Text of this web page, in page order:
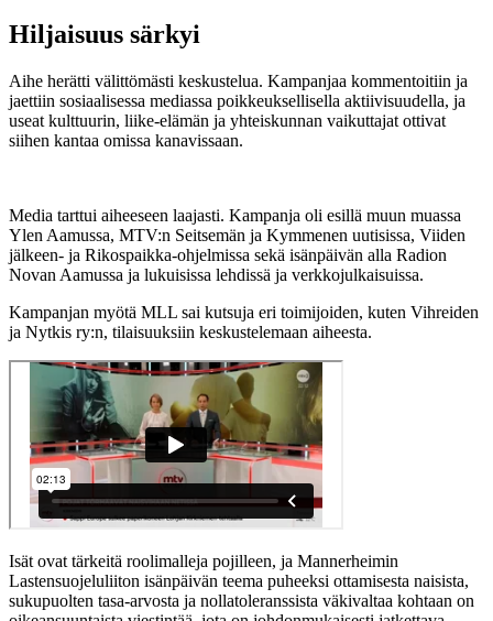
Hiljaisuus särkyi
Aihe herätti välittömästi keskustelua. Kampanjaa kommentoitiin ja
jaettiin sosiaalisessa mediassa poikkeuksellisella aktiivisuudella, ja
useat kulttuurin, liike-elämän ja yhteiskunnan vaikuttajat ottivat
siihen kantaa omissa kanavissaan.
Media tarttui aiheeseen laajasti. Kampanja oli esillä muun muassa
Ylen Aamussa, MTV:n Seitsemän ja Kymmenen uutisissa, Viiden
jälkeen- ja Rikospaikka-ohjelmissa sekä isänpäivän alla Radion
Novan Aamussa ja lukuisissa lehdissä ja verkkojulkaisuissa.
Kampanjan myötä MLL sai kutsuja eri toimijoiden, kuten Vihreiden
ja Nytkis ry:n, tilaisuuksiin keskustelemaan aiheesta.
Isät ovat tärkeitä roolimalleja pojilleen, ja Mannerheimin
Lastensuojeluliiton isänpäivän teema puheeksi ottamisesta naisista,
sukupuolten tasa-arvosta ja nollatoleranssista väkivaltaa kohtaan on